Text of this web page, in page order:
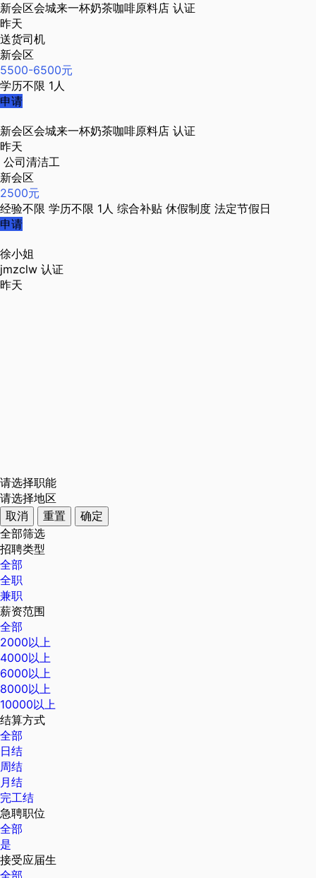
新会区会城来一杯奶茶咖啡原料店 认证
昨天
送货司机
新会区
5500-6500元
学历不限 1人
申请
新会区会城来一杯奶茶咖啡原料店 认证
昨天
公司清洁工
新会区
2500元
经验不限 学历不限 1人 综合补贴 休假制度 法定节假日
申请
徐小姐
jmzclw 认证
昨天
请选择职能
请选择地区
取消
重置
确定
全部筛选
招聘类型
全部
全职
兼职
薪资范围
全部
2000以上
4000以上
6000以上
8000以上
10000以上
结算方式
全部
日结
周结
月结
完工结
急聘职位
全部
是
接受应届生